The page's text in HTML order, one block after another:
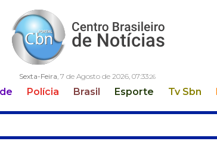
Sexta-Feira, 7 de Agosto de 2026, 07:33:27
Polícia Brasil Esporte Tv Sbn